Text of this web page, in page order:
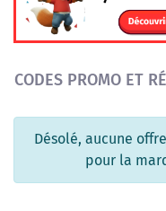
CODES PROMO ET
Désolé, aucune
pour la